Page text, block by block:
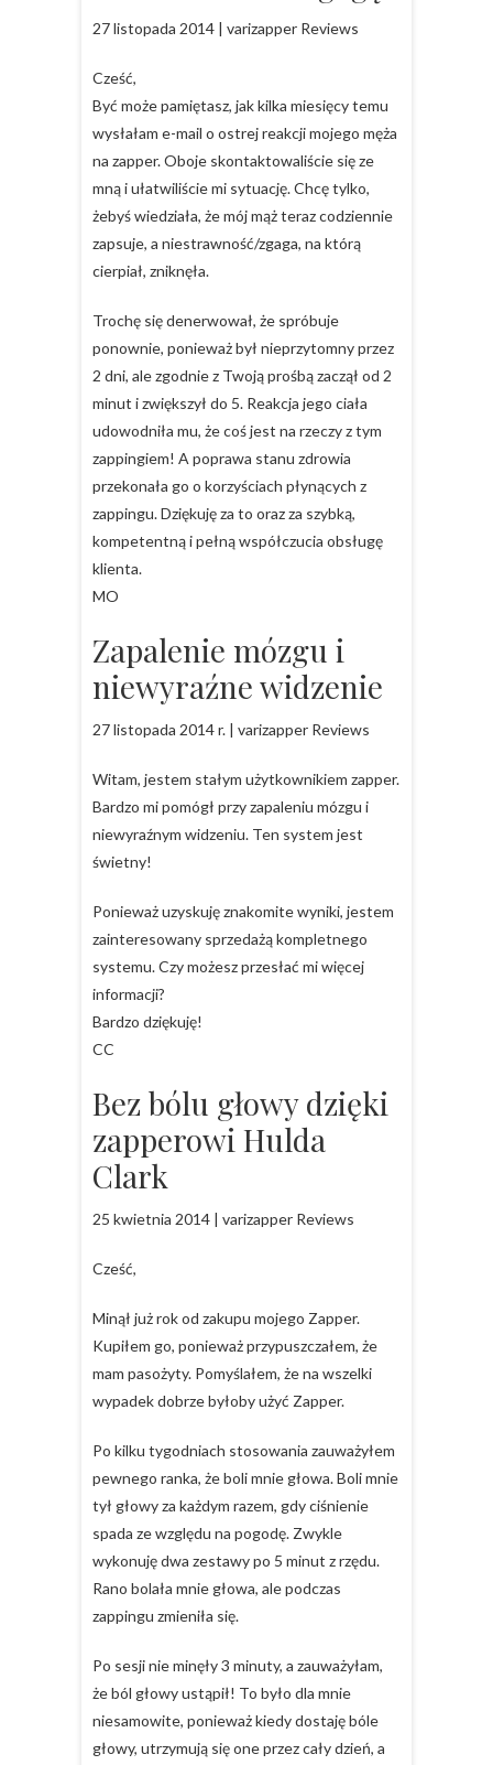
27 listopada 2014 | varizapper Reviews
Cześć,
Być może pamiętasz, jak kilka miesięcy temu
wysłałam e-mail o ostrej reakcji mojego męża
na zapper. Oboje skontaktowaliście się ze
mną i ułatwiliście mi sytuację. Chcę tylko,
żebyś wiedziała, że mój mąż teraz codziennie
zapsuje, a niestrawność/zgaga, na którą
cierpiał, zniknęła.
Trochę się denerwował, że spróbuje
ponownie, ponieważ był nieprzytomny przez
2 dni, ale zgodnie z Twoją prośbą zaczął od 2
minut i zwiększył do 5. Reakcja jego ciała
udowodniła mu, że coś jest na rzeczy z tym
zappingiem! A poprawa stanu zdrowia
przekonała go o korzyściach płynących z
zappingu. Dziękuję za to oraz za szybką,
kompetentną i pełną współczucia obsługę
klienta.
MO
Zapalenie mózgu i
niewyraźne widzenie
27 listopada 2014 r. | varizapper Reviews
Witam, jestem stałym użytkownikiem zapper.
Bardzo mi pomógł przy zapaleniu mózgu i
niewyraźnym widzeniu. Ten system jest
świetny!
Ponieważ uzyskuję znakomite wyniki, jestem
zainteresowany sprzedażą kompletnego
systemu. Czy możesz przesłać mi więcej
informacji?
Bardzo dziękuję!
CC
Bez bólu głowy dzięki
zapperowi Hulda
Clark
25 kwietnia 2014 | varizapper Reviews
Cześć,
Minął już rok od zakupu mojego Zapper.
Kupiłem go, ponieważ przypuszczałem, że
mam pasożyty. Pomyślałem, że na wszelki
wypadek dobrze byłoby użyć Zapper.
Po kilku tygodniach stosowania zauważyłem
pewnego ranka, że boli mnie głowa. Boli mnie
tył głowy za każdym razem, gdy ciśnienie
spada ze względu na pogodę. Zwykle
wykonuję dwa zestawy po 5 minut z rzędu.
Rano bolała mnie głowa, ale podczas
zappingu zmieniła się.
Po sesji nie minęły 3 minuty, a zauważyłam,
że ból głowy ustąpił! To było dla mnie
niesamowite, ponieważ kiedy dostaję bóle
głowy, utrzymują się one przez cały dzień, a